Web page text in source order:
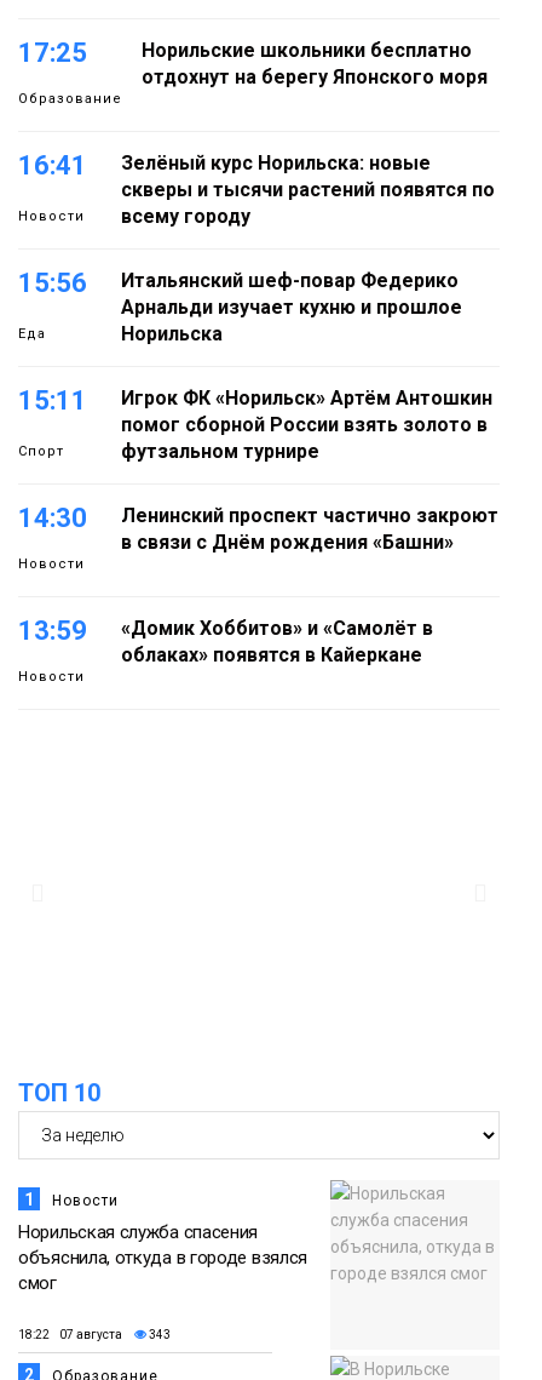
17:25
Образование
Норильские школьники бесплатно
отдохнут на берегу Японского моря
16:41
Новости
Зелёный курс Норильска: новые
скверы и тысячи растений появятся по
всему городу
15:56
Еда
Итальянский шеф-повар Федерико
Арнальди изучает кухню и прошлое
Норильска
15:11
Спорт
Игрок ФК «Норильск» Артём Антошкин
помог сборной России взять золото в
футзальном турнире
14:30
Новости
Ленинский проспект частично закроют
в связи с Днём рождения «Башни»
13:59
Новости
«Домик Хоббитов» и «Самолёт в
облаках» появятся в Кайеркане
ТОП 10
1 Новости
Норильская служба спасения
объяснила, откуда в городе взялся
смог
18:22 07 августа 343
2